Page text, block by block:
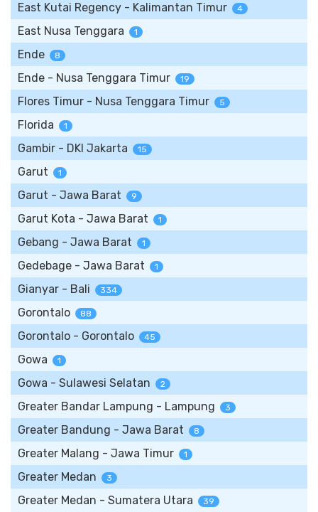
East Kutai Regency - Kalimantan Timur 4
East Nusa Tenggara 1
Ende 8
Ende - Nusa Tenggara Timur 19
Flores Timur - Nusa Tenggara Timur 5
Florida 1
Gambir - DKI Jakarta 15
Garut 1
Garut - Jawa Barat 9
Garut Kota - Jawa Barat 1
Gebang - Jawa Barat 1
Gedebage - Jawa Barat 1
Gianyar - Bali 334
Gorontalo 88
Gorontalo - Gorontalo 45
Gowa 1
Gowa - Sulawesi Selatan 2
Greater Bandar Lampung - Lampung 3
Greater Bandung - Jawa Barat 8
Greater Malang - Jawa Timur 1
Greater Medan 3
Greater Medan - Sumatera Utara 39